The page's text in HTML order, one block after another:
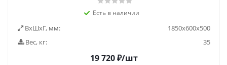
Есть в наличии
ВxШxГ, мм:
1850х600х500
Вес, кг:
35
19 720₽/шт